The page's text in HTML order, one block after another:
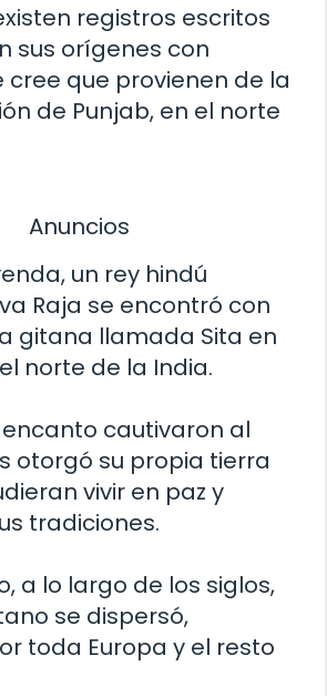
registros escritos
sus orígenes con
cree que provienen de la
de Punjab, en el norte
Anuncios
un rey hindú
Raja se encontró con
gitana llamada Sita en
norte de la India.
encanto cautivaron al
otorgó su propia tierra
vivir en paz y
tradiciones.
a lo largo de los siglos,
se dispersó,
toda Europa y el resto